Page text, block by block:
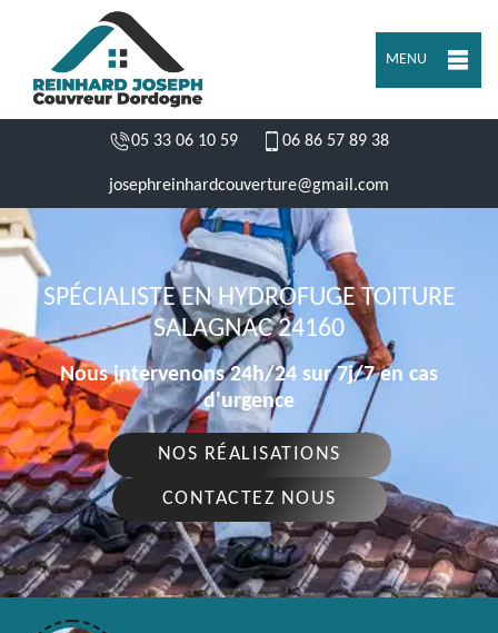
MENU
05 33 06 10 59 06 86 57 89 38
josephreinhardcouverture@gmail.com
SPÉCIALISTE EN HYDROFUGE TOITURE
SALAGNAC 24160
Nous intervenons 24h/24 sur 7j/7 en cas
d'urgence
NOS RÉALISATIONS
CONTACTEZ NOUS